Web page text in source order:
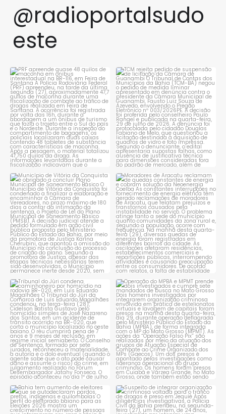
@radioportalsudo
este
PRF apreende quase 48 quilos
de maconha em ônibus...
1 0
TCM rejeita pedido de
suspensão de licitação da...
1 0
Município de Vitória da
Conquista é obrigado a...
1 0
Moradores de Aracatu
reclamam de quedas
constantes ...
1 0
Tribunal do Júri condena
caminhoneiro por...
1 0
Operação do MPBA e MPMT
prende dois investigados e...
1 0
Bahia tem aumento de eleitores
que se autodeclaram...
1 0
Suspeito de integrar
organização criminosa
voltada...